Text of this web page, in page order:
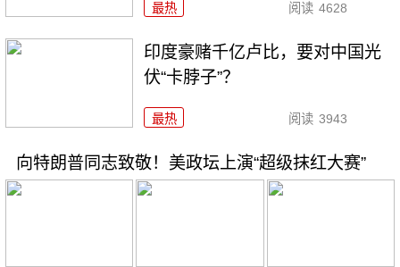
最热 阅读 4628
印度豪赌千亿卢比，要对中国光
伏“卡脖子”？
最热 阅读 3943
向特朗普同志致敬！美政坛上演“超级抹红大赛”